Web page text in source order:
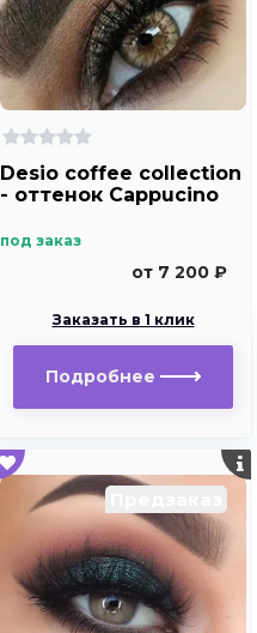
Desio coffee collection
- оттенок Cappucino
под заказ
от 7 200 ₽
Заказать в 1 клик
Подробнее